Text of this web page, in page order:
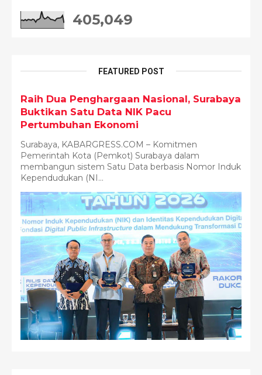
405,049
FEATURED POST
Raih Dua Penghargaan Nasional, Surabaya
Buktikan Satu Data NIK Pacu
Pertumbuhan Ekonomi
Surabaya, KABARGRESS.COM – Komitmen
Pemerintah Kota (Pemkot) Surabaya dalam
membangun sistem Satu Data berbasis Nomor Induk
Kependudukan (NI...